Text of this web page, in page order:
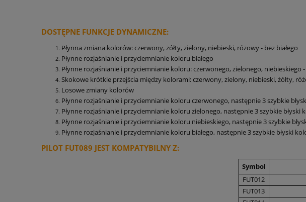
DOSTĘPNE FUNKCJE DYNAMICZNE:
Płynna zmiana kolorów: czerwony, żółty, zielony, niebieski, różowy - bez białego
Płynne rozjaśnianie i przyciemnianie koloru białego
Płynne rozjaśnianie i przyciemnianie koloru: czerwonego, zielonego, niebieskiego -
Skokowe krótkie przejścia między kolorami: czerwony, zielony, niebieski, żółty,
Losowe zmiany kolorów
Płynne rozjaśnianie i przyciemnianie koloru czerwonego, następnie 3 szybkie
Płynne rozjaśnianie i przyciemnianie koloru zielonego, następnie 3 szybkie błyski
Płynne rozjaśnianie i przyciemnianie koloru niebieskiego, następnie 3 szybkie
Płynne rozjaśnianie i przyciemnianie koloru białego, następnie 3 szybkie błyski
PILOT FUT089 JEST KOMPATYBILNY Z:
Symbol
FUT012
FUT013